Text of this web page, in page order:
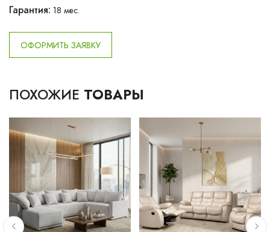
Гарантия: 18 мес.
ОФОРМИТЬ ЗАЯВКУ
ПОХОЖИЕ ТОВАРЫ